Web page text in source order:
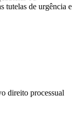
tutelas de urgência e
direito processual